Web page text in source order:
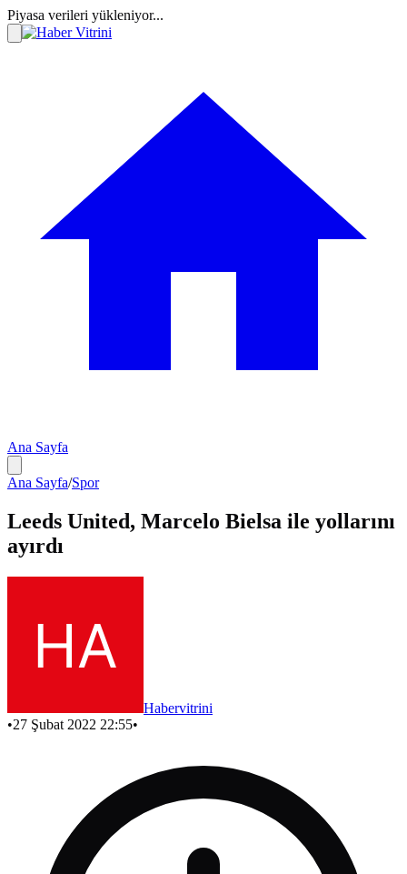
Piyasa verileri yükleniyor...
Ana Sayfa
Ana Sayfa/Spor
Leeds United, Marcelo Bielsa ile yollarını
ayırdı
Habervitrini
•27 Şubat 2022 22:55•